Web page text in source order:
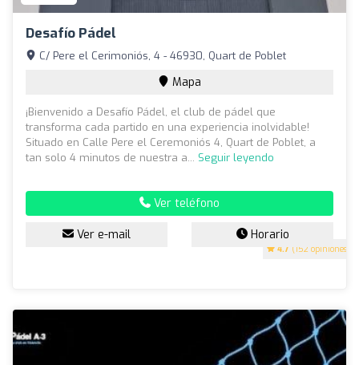
Desafío Pádel
4.7 (152 opiniones)
C/ Pere el Cerimoniós, 4 - 46930, Quart de Poblet
Mapa
¡Bienvenido a Desafío Pádel, el club de pádel que
transforma cada partido en una experiencia inolvidable!
Situado en Calle Pere el Ceremoniós 4, Quart de Poblet, a
tan solo 4 minutos de nuestra a... Seguir leyendo
Ver teléfono
Ver e-mail Horario